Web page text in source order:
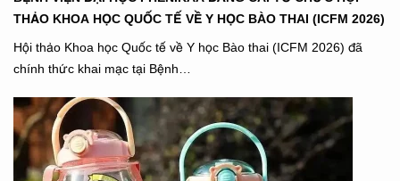
THẢO KHOA HỌC QUỐC TẾ VỀ Y HỌC BÀO THAI (ICFM 2026)
Hội thảo Khoa học Quốc tế về Y học Bào thai (ICFM 2026) đã
chính thức khai mạc tại Bệnh…